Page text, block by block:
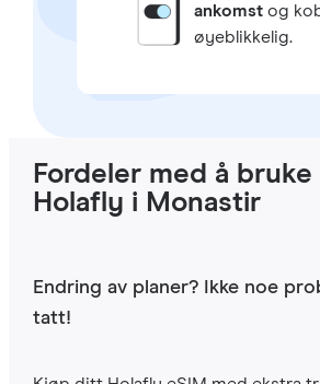
ankomstog
øyeblikkelig.
Fordeler med å bruke
Holafly i Monastir
Endring av planer? Ikke noe
tatt!